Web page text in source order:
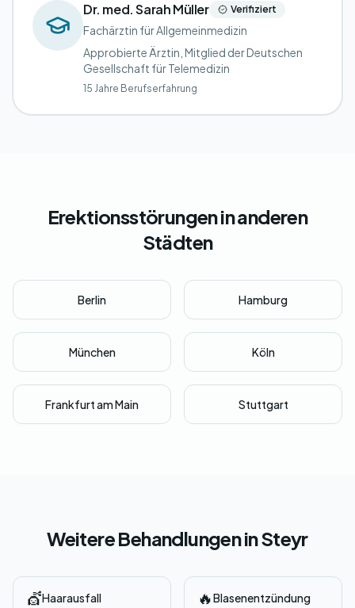
Dr. med. Sarah Müller Verifiziert
Fachärztin für Allgemeinmedizin
Approbierte Ärztin, Mitglied der Deutschen
Gesellschaft für Telemedizin
15 Jahre Berufserfahrung
Erektionsstörungen in anderen
Städten
Berlin Hamburg
München Köln
Frankfurt am Main Stuttgart
Weitere Behandlungen in Steyr
💇Haarausfall 🔥Blasenentzündung